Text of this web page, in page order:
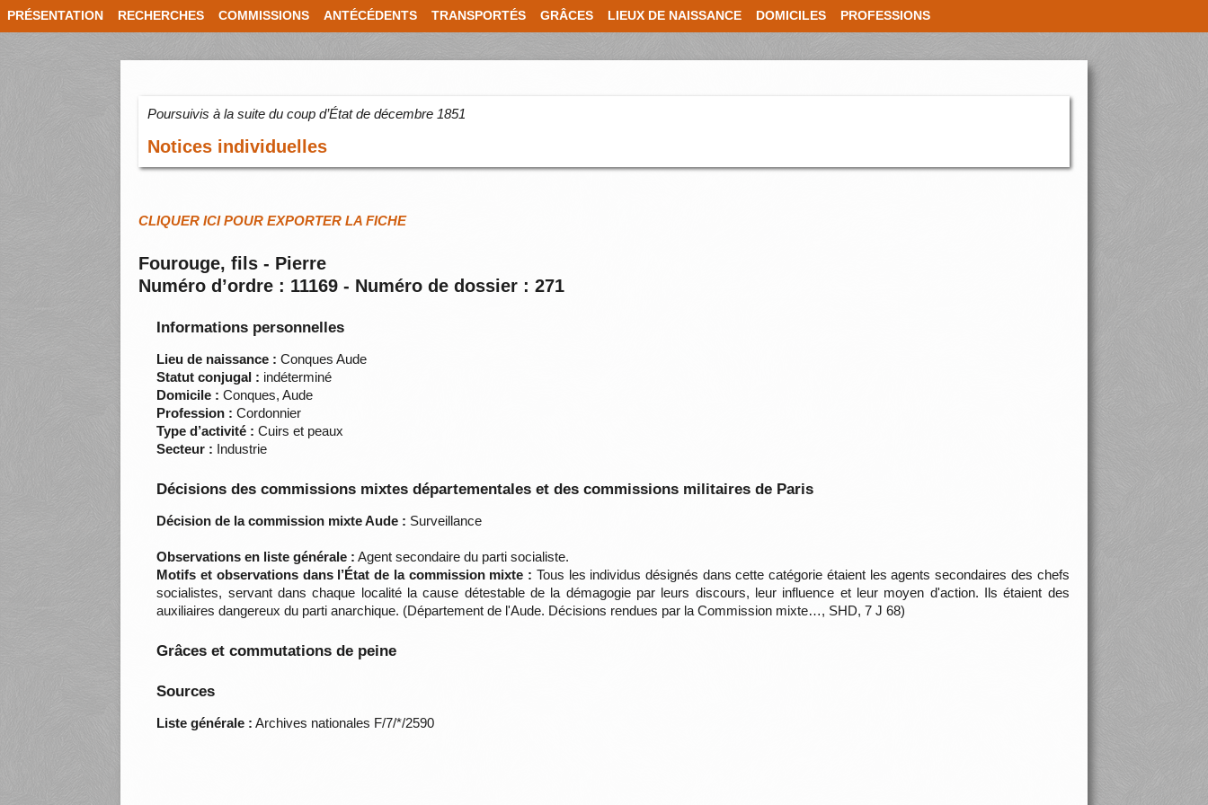
PRÉSENTATION RECHERCHES COMMISSIONS ANTÉCÉDENTS TRANSPORTÉS GRÂCES LIEUX DE NAISSANCE DOMICILES PROFESSIONS
Poursuivis à la suite du coup d’État de décembre 1851
Notices individuelles
CLIQUER ICI POUR EXPORTER LA FICHE
Fourouge, fils - Pierre
Numéro d’ordre : 11169 - Numéro de dossier : 271
Informations personnelles
Lieu de naissance : Conques Aude
Statut conjugal : indéterminé
Domicile : Conques, Aude
Profession : Cordonnier
Type d’activité : Cuirs et peaux
Secteur : Industrie
Décisions des commissions mixtes départementales et des commissions militaires de Paris
Décision de la commission mixte Aude : Surveillance
Observations en liste générale : Agent secondaire du parti socialiste.
Motifs et observations dans l’État de la commission mixte : Tous les individus désignés dans cette catégorie étaient les agents secondaires des chefs
socialistes, servant dans chaque localité la cause détestable de la démagogie par leurs discours, leur influence et leur moyen d'action. Ils étaient des
auxiliaires dangereux du parti anarchique. (Département de l'Aude. Décisions rendues par la Commission mixte…, SHD, 7 J 68)
Grâces et commutations de peine
Sources
Liste générale : Archives nationales F/7/*/2590